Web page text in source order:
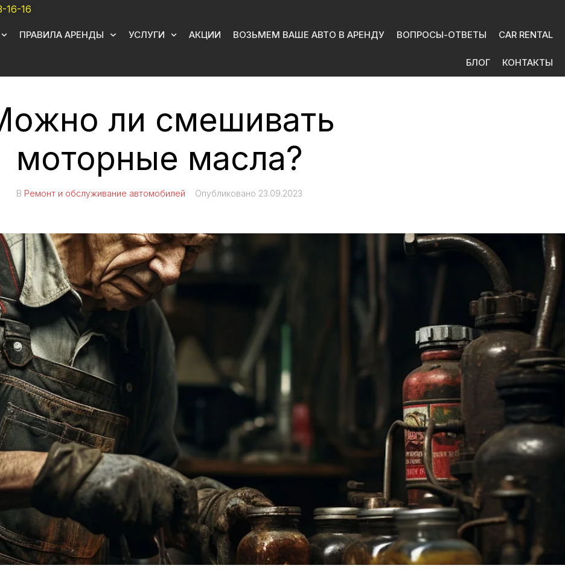
16-16
ПРАВИЛА АРЕНДЫ УСЛУГИ АКЦИИ ВОЗЬМЕМ ВАШЕ АВТО В АРЕНДУ ВОПРОСЫ-ОТВЕТЫ CAR RENTAL
БЛОГ КОНТАКТЫ
ли смешивать
моторные масла?
В Ремонт и обслуживание автомобилей Опубликовано 23.09.2023